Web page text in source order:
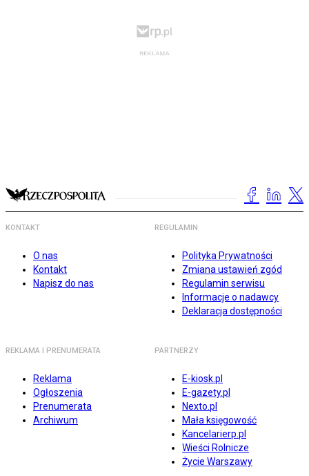
KONTAKT
O nas
Kontakt
Napisz do nas
REGULAMIN
Polityka Prywatności
Zmiana ustawień zgód
Regulamin serwisu
Informacje o nadawcy
Deklaracja dostępności
REKLAMA I PRENUMERATA
Reklama
Ogłoszenia
Prenumerata
Archiwum
PARTNERZY
E-kiosk.pl
E-gazety.pl
Nexto.pl
Mała księgowość
Kancelarierp.pl
Wieści Rolnicze
Życie Warszawy